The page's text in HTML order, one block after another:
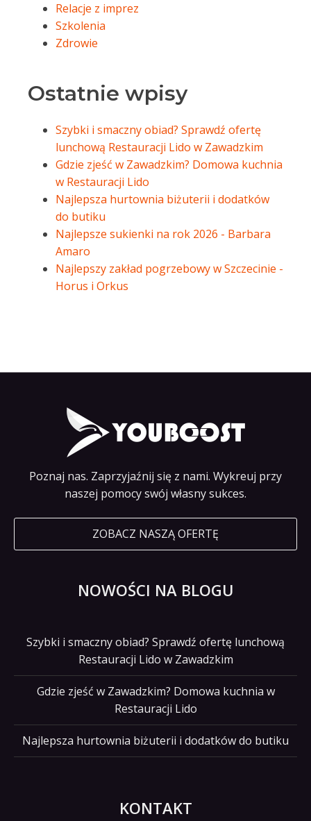
Relacje z imprez
Szkolenia
Zdrowie
Ostatnie wpisy
Szybki i smaczny obiad? Sprawdź ofertę
lunchową Restauracji Lido w Zawadzkim
Gdzie zjeść w Zawadzkim? Domowa kuchnia
w Restauracji Lido
Najlepsza hurtownia biżuterii i dodatków
do butiku
Najlepsze sukienki na rok 2026 - Barbara
Amaro
Najlepszy zakład pogrzebowy w Szczecinie -
Horus i Orkus
Poznaj nas. Zaprzyjaźnij się z nami. Wykreuj przy
naszej pomocy swój własny sukces.
ZOBACZ NASZĄ OFERTĘ
NOWOŚCI NA BLOGU
Szybki i smaczny obiad? Sprawdź ofertę lunchową
Restauracji Lido w Zawadzkim
Gdzie zjeść w Zawadzkim? Domowa kuchnia w
Restauracji Lido
Najlepsza hurtownia biżuterii i dodatków do butiku
KONTAKT